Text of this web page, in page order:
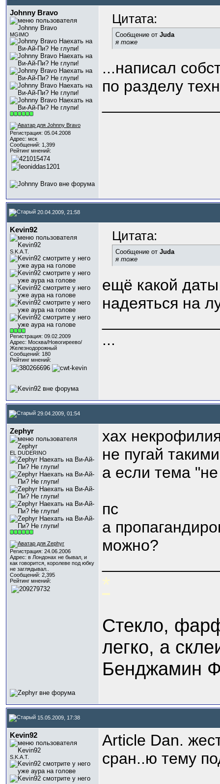
Johnny Bravo
MGIMO
Регистрация: 05.04.2008
Адрес: мск
Сообщений: 1,399
Рейтинг мнений:
Цитата:
Сообщение от Juda
я тоже
...написал
по разделу
20.04.2009, 21:58
Kevin92
S.K.A.T.
Регистрация: 09.02.2009
Адрес: Москва/Новогиреево/
Железнодорожный
Сообщений: 180
Рейтинг мнений:
Цитата:
Сообщение от Juda
я тоже
ещё какой
надеяться на
...
29.04.2009, 01:54
Zephyr
EL DUDERINO
Регистрация: 24.06.2006
Адрес: в Лондонах не бывал, и
как говорится, королеве под юбку
не заглядывал..
Сообщений: 2,395
Рейтинг мнений:
хах
не пугай
а если тема
пс
а
можно?
*
Стекло,
легко, а
Бенджамин
15.05.2009, 17:38
Kevin92
S.K.A.T.
Article Dan.
сран..ю тему